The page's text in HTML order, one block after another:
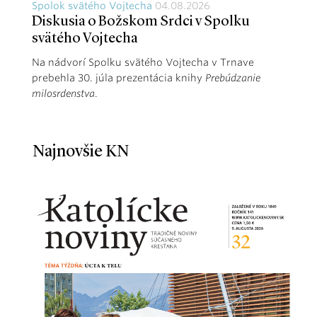
Spolok svätého Vojtecha 04.08.2026
Diskusia o Božskom Srdci v Spolku
svätého Vojtecha
Na nádvorí Spolku svätého Vojtecha v Trnave
prebehla 30. júla prezentácia knihy Prebúdzanie
milosrdenstva.
Najnovšie KN